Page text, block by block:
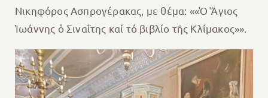
Νικηφόρος Ασπρογέρακας, με θέμα: ««Ὁ Ἅγιος
Ἰωάννης ὁ Σιναΐτης καί τό βιβλίο τῆς Κλίμακος»».